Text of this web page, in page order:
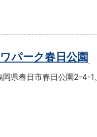
パーク春日公園
岡県春日市春日公園2-4-